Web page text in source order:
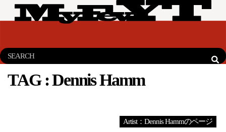
TAG :Dennis Hamm
Artist：Dennis Hammのページ